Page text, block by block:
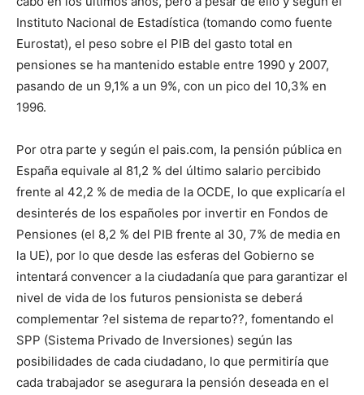
Instituto Nacional de Estadística (tomando como fuente
Eurostat), el peso sobre el PIB del gasto total en
pensiones se ha mantenido estable entre 1990 y 2007,
pasando de un 9,1% a un 9%, con un pico del 10,3% en
1996.
Por otra parte y según el pais.com, la pensión pública en
España equivale al 81,2 % del último salario percibido
frente al 42,2 % de media de la OCDE, lo que explicaría el
desinterés de los españoles por invertir en Fondos de
Pensiones (el 8,2 % del PIB frente al 30, 7% de media en
la UE), por lo que desde las esferas del Gobierno se
intentará convencer a la ciudadanía que para garantizar el
nivel de vida de los futuros pensionista se deberá
complementar ?el sistema de reparto??, fomentando el
SPP (Sistema Privado de Inversiones) según las
posibilidades de cada ciudadano, lo que permitiría que
cada trabajador se asegurara la pensión deseada en el